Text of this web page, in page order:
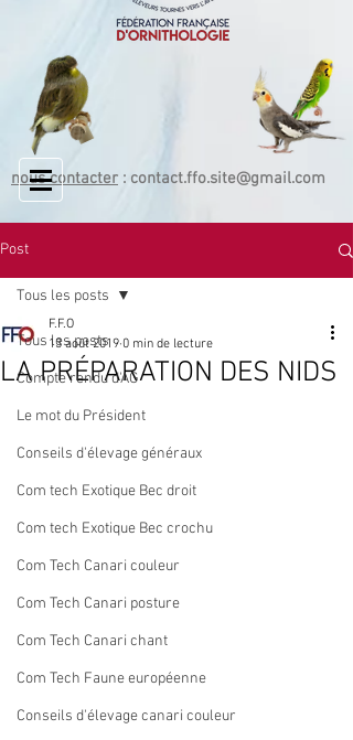
nous contacter : contact.ffo.site@gmail.com
Post
Tous les posts
Compte rendu d'AG
Le mot du Président
Conseils d'élevage généraux
Com tech Exotique Bec droit
Com tech Exotique Bec crochu
Com Tech Canari couleur
Com Tech Canari posture
Com Tech Canari chant
Com Tech Faune européenne
Conseils d'élevage canari couleur
Tous les posts
LA PRÉPARATION DES NIDS
F.F.O
13 août 2019 0 min de lecture